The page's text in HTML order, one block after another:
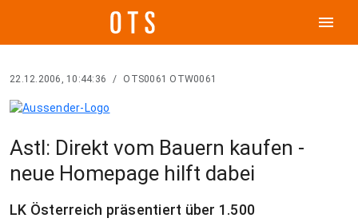
menu
22.12.2006, 10:44:36 / OTS0061 OTW0061
Astl: Direkt vom Bauern kaufen -
neue Homepage hilft dabei
LK Österreich präsentiert über 1.500